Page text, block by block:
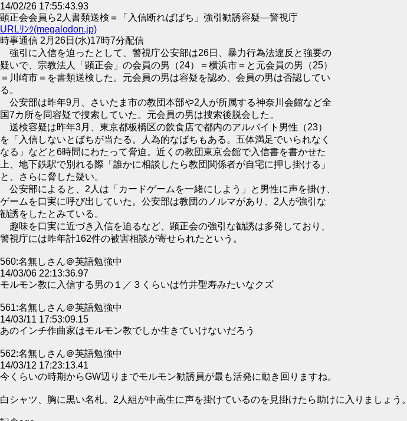
14/02/26 17:55:43.93
顕正会会員ら2人書類送検＝「入信断ればばち」強引勧誘容疑―警視庁
URLﾘﾝｸ(megalodon.jp)
時事通信 2月26日(水)17時7分配信
強引に入信を迫ったとして、警視庁公安部は26日、暴力行為法違反と強要の
疑いで、宗教法人「顕正会」の会員の男（24）＝横浜市＝と元会員の男（25）
＝川崎市＝を書類送検した。元会員の男は容疑を認め、会員の男は否認してい
る。
公安部は昨年9月、さいたま市の教団本部や2人が所属する神奈川会館など全
国7カ所を同容疑で捜索していた。元会員の男は捜索後脱会した。
送検容疑は昨年3月、東京都板橋区の飲食店で都内のアルバイト男性（23）
を「入信しないとばちが当たる。人為的なばちもある。五体満足でいられなく
なる」などと6時間にわたって脅迫。近くの教団東京会館で入信書を書かせた
上、地下鉄駅で別れる際「誰かに相談したら教団関係者が自宅に押し掛ける」
と、さらに脅した疑い。
公安部によると、2人は「カードゲームを一緒にしよう」と男性に声を掛け、
ゲームを口実に呼び出していた。公安部は教団のノルマがあり、2人が強引な
勧誘をしたとみている。
趣味を口実に近づき入信を迫るなど、顕正会の強引な勧誘は多発しており、
警視庁には昨年計162件の被害相談が寄せられたという。
560:名無しさん＠英語勉強中
14/03/06 22:13:36.97
モルモン教に入信する男の１／３くらいは竹井聖寿みたいなクズ
561:名無しさん＠英語勉強中
14/03/11 17:53:09.15
あのインチ作曲家はモルモン教でしか生きていけないだろう
562:名無しさん＠英語勉強中
14/03/12 17:23:13.41
今くらいの時期からGW辺りまでモルモン勧誘員が最も活発に動き回りますね。
白シャツ、胸に黒い名札、2人組が中高生に声を掛けているのを見掛けたら助けに入りましょう。